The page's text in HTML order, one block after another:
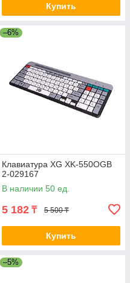
Купить
–6%
Клавиатура XG XK-550OGB
2-029167
В наличии 50 ед.
5 182 ₸ 5 500 ₸
Купить
–5%